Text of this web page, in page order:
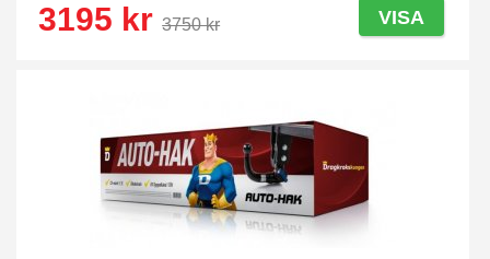
3195 kr 3750 kr VISA